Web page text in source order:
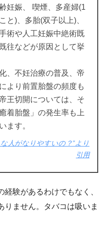
妊娠、 喫煙、多産婦(1
と)、多胎(双子以上)、
術や人工妊娠中絶術既
往などが原因として挙
、不妊治療の普及、帝
より前置胎盤の頻度も
王切開については、そ
着胎盤」の発生率も上
ます。
人がなりやすいの？”より
引用
験があるわけでもなく、
りません。タバコは吸いま